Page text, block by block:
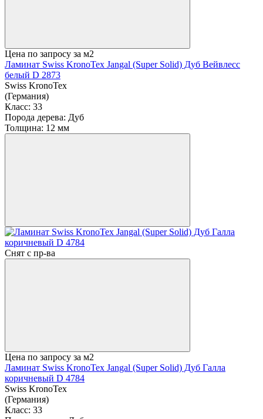
Цена по запросу за м2
Ламинат Swiss KronoTex Jangal (Super Solid) Дуб Вейвлесс
белый D 2873
Swiss KronoTex
(Германия)
Класс: 33
Порода дерева: Дуб
Толщина: 12 мм
Снят с пр-ва
Цена по запросу за м2
Ламинат Swiss KronoTex Jangal (Super Solid) Дуб Галла
коричневый D 4784
Swiss KronoTex
(Германия)
Класс: 33